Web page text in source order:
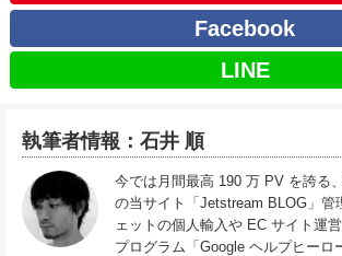
Facebook
LINE
執筆者情報：石井 順
今では月間最高 190 万 PV を誇る
の当サイト「Jetstream BLOG」管
ェットの個人輸入や EC サイト運
プログラム「Google ヘルプヒーロ